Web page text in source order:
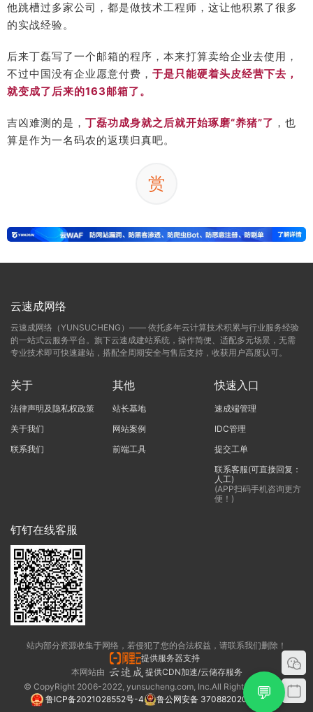
他跳槽过多家公司，都是做技术工程师，这让他积累了很多
的实战经验。
后来丁磊写了一个邮箱的程序，本来打算卖给企业去使用，
不过中国没有企业愿意付费， 于是只能硬着头皮经营下去，
就变成了后来的163邮箱了。
吉凶难测的是， 丁磊功成身就之后就开始琢磨“养猪”了 ，也
算是作为一名码农的返璞归真吧。
赏
云速成网络
云速成网络（YUNSUCHENG）—— 依托多年云计算技术积累与行业服务经验
的一站式云服务平台。旗下云速成建站系统，操作简便、适配多元场景，无需
专业技术即可快速建站，搭配全周期安全与售后支持，收获用户高度认可。
关于
法律声明及隐私权政策
关于我们
联系我们
其他
站长基地
网站案例
前端工具
快速入口
速成端管理
IDC管理
提交工单
联系客服(可直接回复：
人工)
(APP扫码手机咨询更方
便！)
钉钉在线客服
站内部分资源收集于网络，若侵犯了您的合法权益，请联系我们删除！
提供服务器支持
本网站由
提供CDN加速/云储存服务
© CopyRight 2006-2022, yunsucheng.com, Inc.All Rights Reserved.
鲁ICP备2021028552号-4
鲁公网安备 37088202000325号
💬